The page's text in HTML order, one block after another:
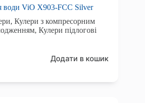
води ViO Х903-FCC Silver
,Кулери з компресорним
, Кулери підлогові
Додати в кошик